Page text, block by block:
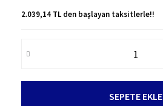
2.039,14 TL den başlayan taksitlerle!!
SEPETE EKLE